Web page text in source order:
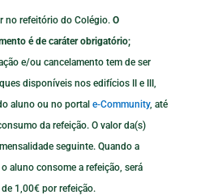
no refeitório do Colégio. O
é de caráter obrigatório;
e/ou cancelamento tem de ser
disponíveis nos edifícios II e III,
aluno ou no portal e-Community, até
da refeição. O valor da(s)
seguinte. Quando a
aluno consome a refeição, será
1,00€ por refeição.